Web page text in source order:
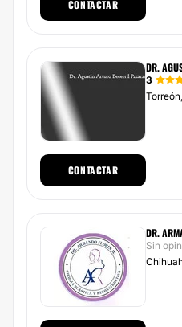
CONTACTAR
DR.
3
CONTACTAR
DR.
Sin